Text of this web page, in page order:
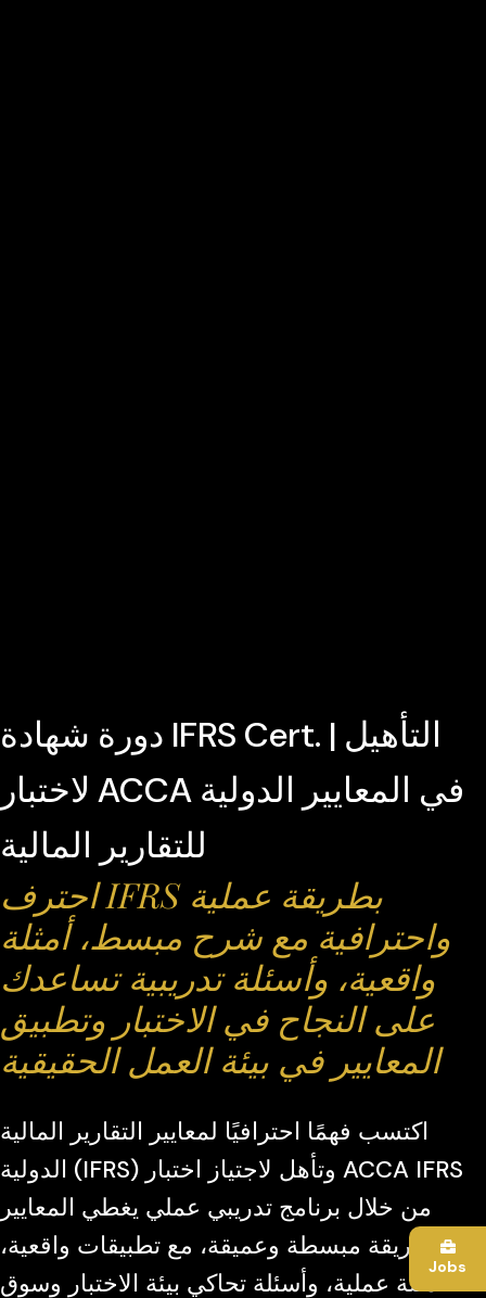
دورة شهادة IFRS Cert. | التأهيل
لاختبار ACCA في المعايير الدولية
للتقارير المالية
احترف IFRS بطريقة عملية
واحترافية مع شرح مبسط، أمثلة
واقعية، وأسئلة تدريبية تساعدك
على النجاح في الاختبار وتطبيق
المعايير في بيئة العمل الحقيقية
اكتسب فهمًا احترافيًا لمعايير التقارير المالية
الدولية (IFRS) وتأهل لاجتياز اختبار ACCA IFRS
من خلال برنامج تدريبي عملي يغطي المعايير
بطريقة مبسطة وعميقة، مع تطبيقات واقعية،
أمثلة عملية، وأسئلة تحاكي بيئة الاختبار وسوق
Jobs